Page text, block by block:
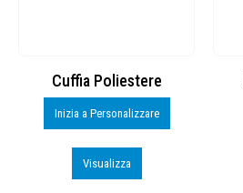
Cuffia Poliestere
Inizia a Personalizzare
Visualizza